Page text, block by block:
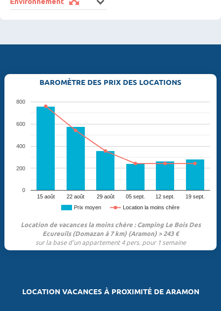
BAROMÈTRE DES PRIX DES LOCATIONS
Prix moyen Location la moins chère
15 août 22 août 29 août 05 sept. 12 sept. 19 sept.
0
200
400
600
800
Location de vacances la moins chère : Camping Le Bois Des
Ecureuils (Domazan à 7 km) (Aramon) > 243 €
sur la base d'un appartement 4 pers. pour 1 semaine
LOCATION VACANCES À PROXIMITÉ DE ARAMON